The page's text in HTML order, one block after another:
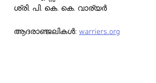
ശ്രി. പി. കെ. കെ. വാര്യർ
ആദരാഞ്ജലികൾ: warriers.org